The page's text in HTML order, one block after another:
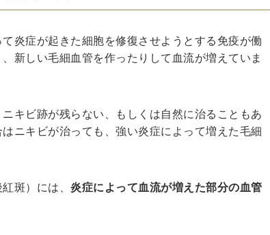
炎症が起きた細胞を修復させようとする免疫が働
新しい毛細血管を作ったりして血流が増えていま
キビ跡が残らない、もしくは自然に治ることもあ
ニキビが治っても、強い炎症によって増えた毛細
斑）には、炎症によって血流が増えた部分の血管